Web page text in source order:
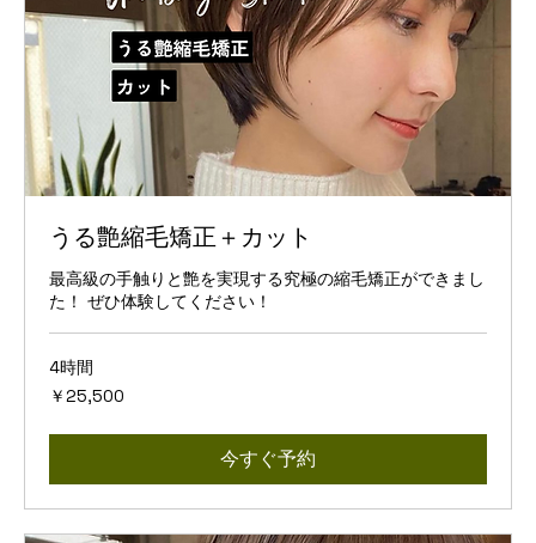
うる艶縮毛矯正＋カット
最高級の手触りと艶を実現する究極の縮毛矯正ができまし
た！ ぜひ体験してください！
4時間
25,500
円
￥25,500
今すぐ予約